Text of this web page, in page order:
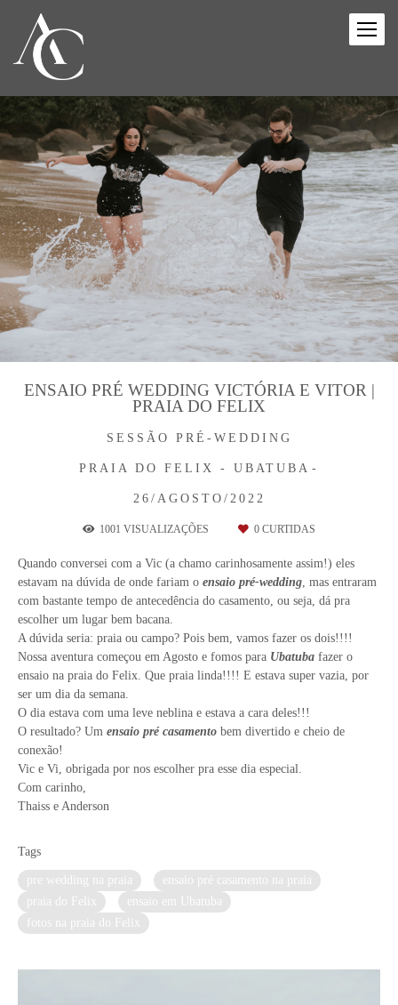
SESSÃO PRÉ-WEDDING
PRAIA DO FELIX - UBATUBA
26/AGOSTO/2022
ENSAIO PRÉ WEDDING VICTÓRIA E VITOR |
PRAIA DO FELIX
1001 VISUALIZAÇÕES 0 CURTIDAS
Quando conversei com a Vic (a chamo carinhosamente assim!) eles
estavam na dúvida de onde fariam o ensaio pré-wedding , mas entraram
com bastante tempo de antecedência do casamento, ou seja, dá pra
escolher um lugar bem bacana.
A dúvida seria: praia ou campo? Pois bem, vamos fazer os dois!!!!
Nossa aventura começou em Agosto e fomos para Ubatuba fazer o
ensaio na praia do Felix. Que praia linda!!!! E estava super vazia, por
ser um dia da semana.
O dia estava com uma leve neblina e estava a cara deles!!!
O resultado? Um ensaio pré casamento bem divertido e cheio de
conexão!
Vic e Vi, obrigada por nos escolher pra esse dia especial.
Com carinho,
Thaiss e Anderson
Tags
pre wedding na praia
ensaio pré casamento na praia
praia do Felix
ensaio em Ubatuba
fotos na praia do Felix